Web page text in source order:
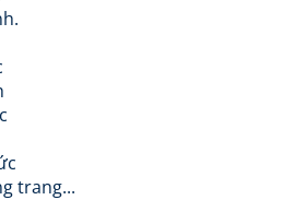
trang...